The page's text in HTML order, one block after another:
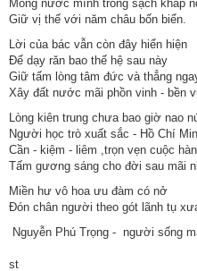
Mong nước mình trong sạch khắp
Giữ vị thế với năm châu bốn biển.
Lời của bác vẫn còn đây hiển hiện
Để dạy răn bao thế hệ sau này
Giữ tấm lòng tâm đức và thẳng
Xây đất nước mãi phồn vinh - bền
Lòng kiên trung chưa bao giờ nao
Người học trò xuất sắc - Hồ Chí
Cần - kiệm - liêm ,trọn vẹn cuộc
Tấm gương sáng cho đời sau mãi
Miền hư vô hoa ưu đàm có nở
Đón chân người theo gót lãnh tụ
Nguyễn Phú Trọng - người sống
st